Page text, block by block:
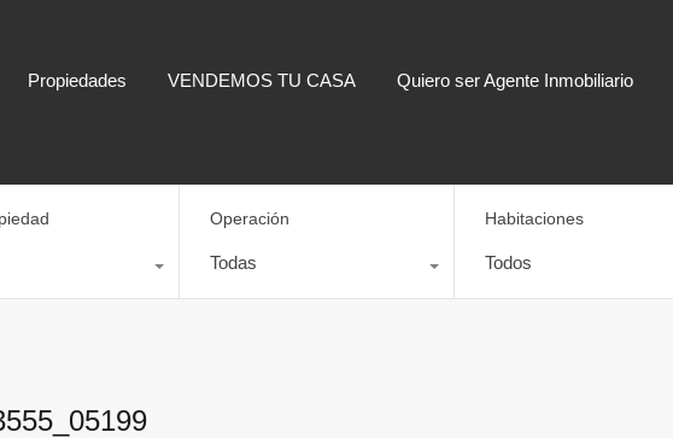
Propiedades VENDEMOS TU CASA Quiero ser Agente Inmobiliario
Operación
Todas
Habitaciones
Todos